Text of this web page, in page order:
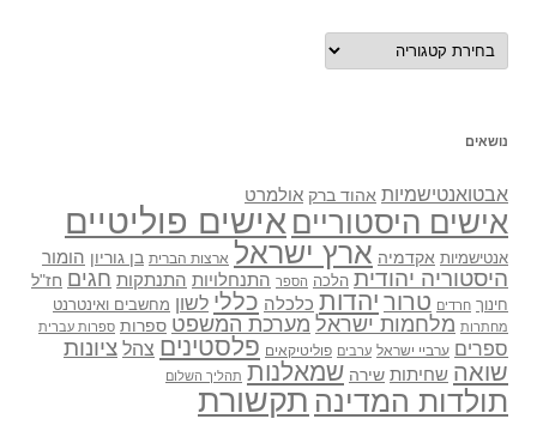
נושאים
נושאים
אבטואנטישמיות אהוד ברק אולמרט
אישים היסטוריים אישים פוליטיים
אנטישמיות אקדמיה ארץ ישראל ארצות הברית בן גוריון הומור
היסטוריה יהודית הלכה הספר התנחלויות התנתקות חגים חז"ל
חינוך חרדים טרור יהדות כלכלה כללי לשון מחשבים ואינטרנט
מחתרות מלחמות ישראל מערכת המשפט ספרות ספרות עברית
ספרים ערביי ישראל ערבים פוליטיקאים פלסטינים צהל ציונות
שואה שחיתות שירה שמאלנות תהליך השלום
תולדות המדינה תקשורת